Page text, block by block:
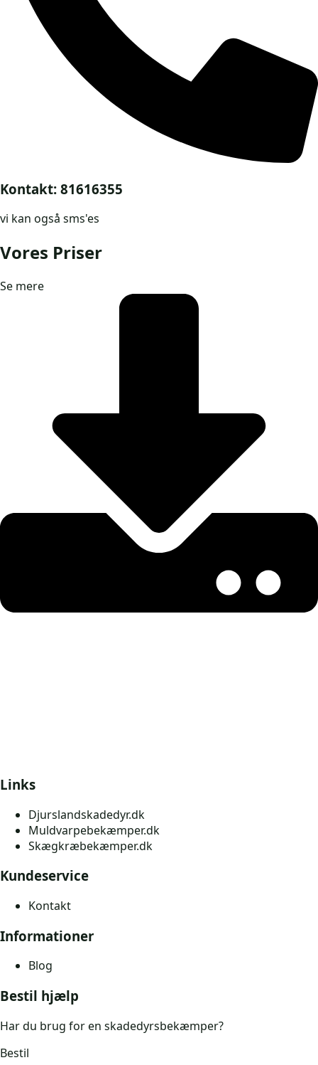
Kontakt: 81616355
vi kan også sms'es
Vores Priser
Se mere
Links
Djurslandskadedyr.dk
Muldvarpebekæmper.dk
Skægkræbekæmper.dk
Kundeservice
Kontakt
Informationer
Blog
Bestil hjælp
Har du brug for en skadedyrsbekæmper?
Bestil